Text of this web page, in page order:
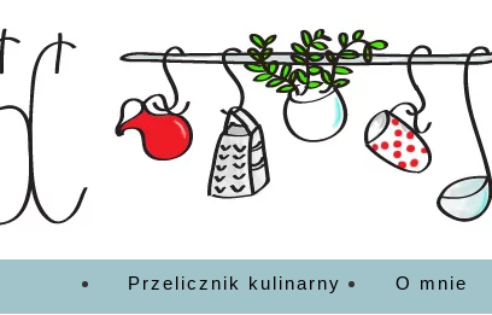
Przelicznik kulinarny O mnie